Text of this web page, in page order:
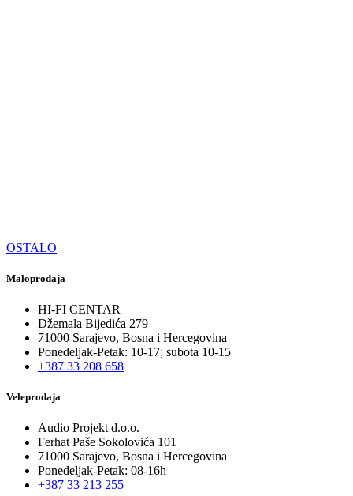
OSTALO
Maloprodaja
HI-FI CENTAR
Džemala Bijedića 279
71000 Sarajevo, Bosna i Hercegovina
Ponedeljak-Petak: 10-17; subota 10-15
+387 33 208 658
Veleprodaja
Audio Projekt d.o.o.
Ferhat Paše Sokolovića 101
71000 Sarajevo, Bosna i Hercegovina
Ponedeljak-Petak: 08-16h
+387 33 213 255